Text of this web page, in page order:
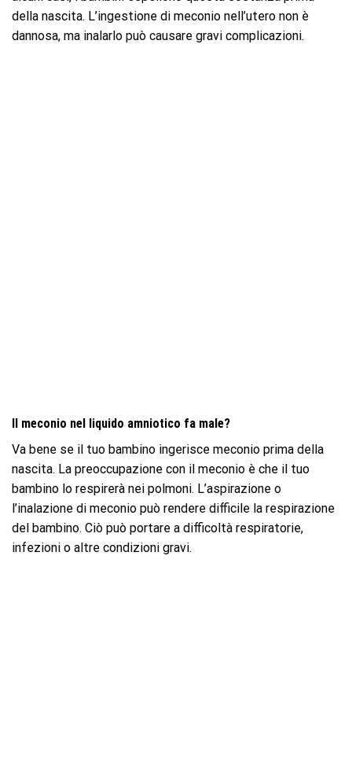
della nascita. L’ingestione di meconio nell’utero non è
dannosa, ma inalarlo può causare gravi complicazioni.
Il meconio nel liquido amniotico fa male?
Va bene se il tuo bambino ingerisce meconio prima della
nascita. La preoccupazione con il meconio è che il tuo
bambino lo respirerà nei polmoni. L’aspirazione o
l’inalazione di meconio può rendere difficile la respirazione
del bambino. Ciò può portare a difficoltà respiratorie,
infezioni o altre condizioni gravi.